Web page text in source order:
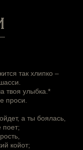
так хлипко –
твоя улыбка.*
проси.
а ты боялась,
поет;
койот;